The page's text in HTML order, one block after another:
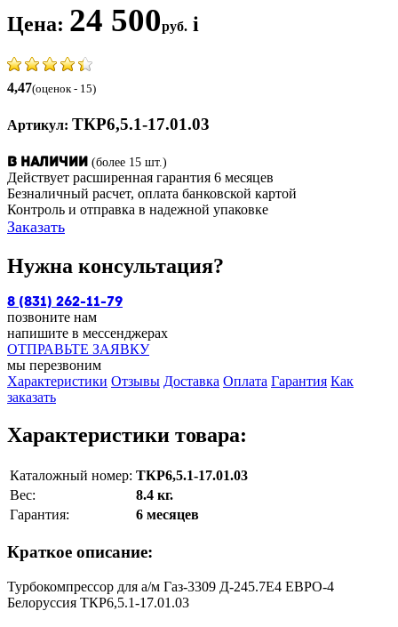
Цена: 24 500руб. i
4,47(оценок - 15)
Артикул: ТКР6,5.1-17.01.03
В наличии (более 15 шт.)
Действует расширенная гарантия 6 месяцев
Безналичный расчет, оплата банковской картой
Контроль и отправка в надежной упаковке
Заказать
Нужна консультация?
8 (831) 262-11-79
позвоните нам
напишите в мессенджерах
ОТПРАВЬТЕ ЗАЯВКУ
мы перезвоним
Характеристики Отзывы Доставка Оплата Гарантия Как
заказать
Характеристики товара:
Каталожный номер: ТКР6,5.1-17.01.03
Вес:
8.4 кг.
Гарантия:
6 месяцев
Краткое описание:
Турбокомпрессор для а/м Газ-3309 Д-245.7Е4 ЕВРО-4
Белоруссия ТКР6,5.1-17.01.03